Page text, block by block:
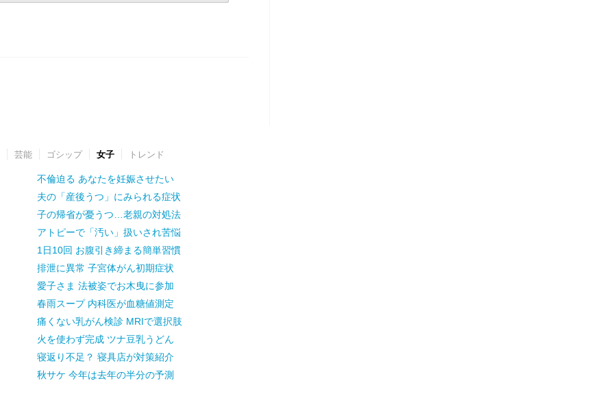
芸能 ゴシップ 女子 トレンド
不倫迫る あなたを妊娠させたい
夫の「産後うつ」にみられる症状
子の帰省が憂うつ…老親の対処法
アトピーで「汚い」扱いされ苦悩
1日10回 お腹引き締まる簡単習慣
排泄に異常 子宮体がん初期症状
愛子さま 法被姿でお木曳に参加
春雨スープ 内科医が血糖値測定
痛くない乳がん検診 MRIで選択肢
火を使わず完成 ツナ豆乳うどん
寝返り不足？ 寝具店が対策紹介
秋サケ 今年は去年の半分の予測